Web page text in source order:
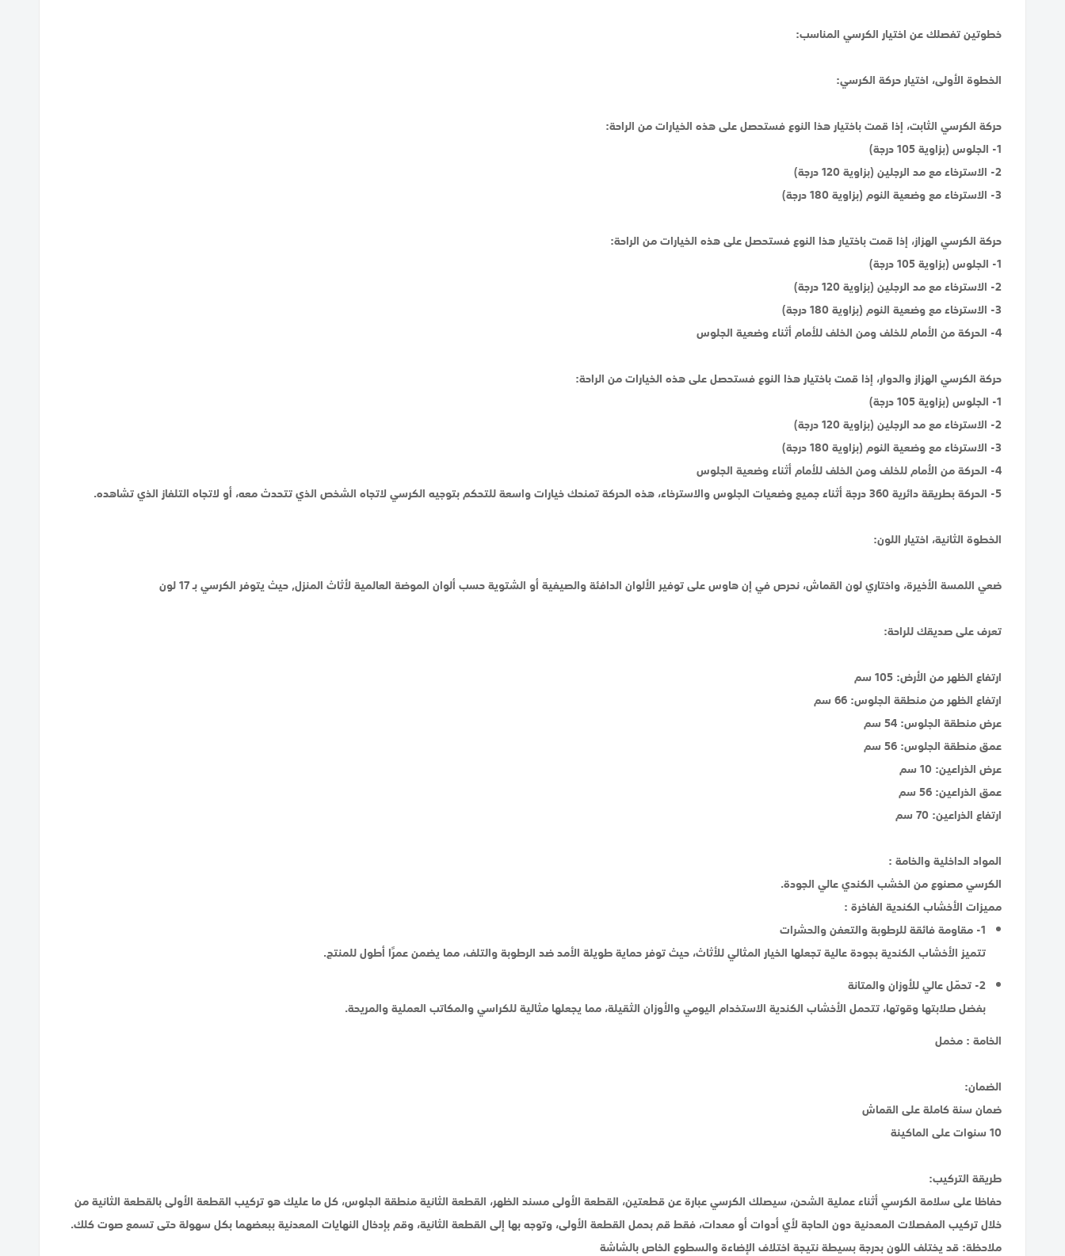
خطوتين تفصلك عن اختيار الكرسي المناسب:
الخطوة الأولى، اختيار حركة الكرسي:
حركة الكرسي الثابت، إذا قمت باختيار هذا النوع فستحصل على هذه الخيارات من الراحة:
1- الجلوس (بزاوية 105 درجة)
2- الاسترخاء مع مد الرجلين (بزاوية 120 درجة)
3- الاسترخاء مع وضعية النوم (بزاوية 180 درجة)
حركة الكرسي الهزاز، إذا قمت باختيار هذا النوع فستحصل على هذه الخيارات من الراحة:
1- الجلوس (بزاوية 105 درجة)
2- الاسترخاء مع مد الرجلين (بزاوية 120 درجة)
3- الاسترخاء مع وضعية النوم (بزاوية 180 درجة)
4- الحركة من الأمام للخلف ومن الخلف للأمام أثناء وضعية الجلوس
حركة الكرسي الهزاز والدوار، إذا قمت باختيار هذا النوع فستحصل على هذه الخيارات من الراحة:
1- الجلوس (بزاوية 105 درجة)
2- الاسترخاء مع مد الرجلين (بزاوية 120 درجة)
3- الاسترخاء مع وضعية النوم (بزاوية 180 درجة)
4- الحركة من الأمام للخلف ومن الخلف للأمام أثناء وضعية الجلوس
5- الحركة بطريقة دائرية 360 درجة أثناء جميع وضعيات الجلوس والاسترخاء، هذه الحركة تمنحك خيارات واسعة للتحكم بتوجيه الكرسي لاتجاه الشخص الذي تتحدث معه، أو لاتجاه التلفاز الذي تشاهده.
الخطوة الثانية، اختيار اللون:
ضعي اللمسة الأخيرة، واختاري لون القماش، نحرص في إن هاوس على توفير الألوان الدافئة والصيفية أو الشتوية حسب ألوان الموضة العالمية لأثاث المنزل, حيث يتوفر الكرسي بـ 17 لون
تعرف على صديقك للراحة:
ارتفاع الظهر من الأرض: 105 سم
ارتفاع الظهر من منطقة الجلوس: 66 سم
عرض منطقة الجلوس: 54 سم
عمق منطقة الجلوس: 56 سم
عرض الذراعين: 10 سم
عمق الذراعين: 56 سم
ارتفاع الذراعين: 70 سم
المواد الداخلية والخامة :
الكرسي مصنوع من الخشب الكندي عالي الجودة.
مميزات الأخشاب الكندية الفاخرة :
1- مقاومة فائقة للرطوبة والتعفن والحشرات
تتميز الأخشاب الكندية بجودة عالية تجعلها الخيار المثالي للأثاث، حيث توفر حماية طويلة الأمد ضد الرطوبة والتلف، مما يضمن عمرًا أطول للمنتج.
2- تحمّل عالي للأوزان والمتانة
بفضل صلابتها وقوتها، تتحمل الأخشاب الكندية الاستخدام اليومي والأوزان الثقيلة، مما يجعلها مثالية للكراسي والمكاتب العملية والمريحة.
الخامة : مخمل
الضمان:
ضمان سنة كاملة على القماش
10 سنوات على الماكينة
طريقة التركيب:
حفاظا على سلامة الكرسي أثناء عملية الشحن، سيصلك الكرسي عبارة عن قطعتين، القطعة الأولى مسند الظهر، القطعة الثانية منطقة الجلوس، كل ما عليك هو تركيب القطعة الأولى بالقطعة الثانية من
خلال تركيب المفصلات المعدنية دون الحاجة لأي أدوات أو معدات، فقط قم بحمل القطعة الأولى، وتوجه بها إلى القطعة الثانية، وقم بإدخال النهايات المعدنية ببعضهما بكل سهولة حتى تسمع صوت كلك.
ملاحظة: قد يختلف اللون بدرجة بسيطة نتيجة اختلاف الإضاءة والسطوع الخاص بالشاشة